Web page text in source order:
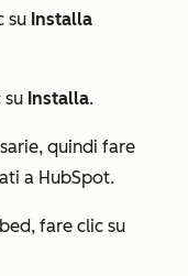
su Installa
su Installa.
quindi fare
a HubSpot.
fare clic su